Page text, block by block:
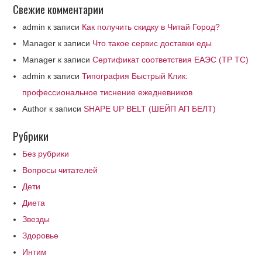
Свежие комментарии
admin к записи Как получить скидку в Читай Город?
Manager к записи Что такое сервис доставки еды
Manager к записиСертификат соответствия ЕАЭС (ТР ТС)
admin к записиТипография Быстрый Клик:
профессиональное тиснение ежедневников
Author к записиSHAPE UP BELT (ШЕЙП АП БЕЛТ)
Рубрики
Без рубрики
Вопросы читателей
Дети
Диета
Звезды
Здоровье
Интим